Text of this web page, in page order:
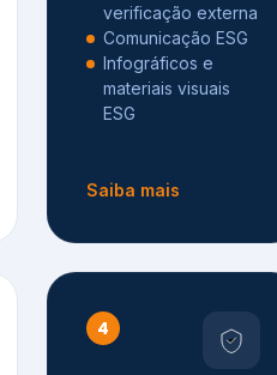
verificação externa
Comunicação ESG
Infográficos e
materiais visuais
ESG
Saiba mais
4